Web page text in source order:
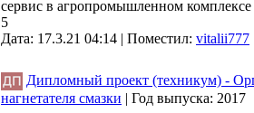
сервис в агропромышленном
5
Дата: 17.3.21 04:14 | Поместил: vitalii777
Дипломный проект (техникум) -
нагнетателя смазки | Год выпуска: 2017